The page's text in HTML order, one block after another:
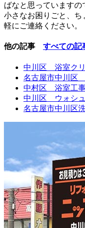
ばなと思っていますの
小さなお困りごと、
軽にご連絡ください。
他の記事 すべての記
中川区 浴室ク
名古屋市中川区
中村区 浴室工
中川区 ウォシ
名古屋市中川区